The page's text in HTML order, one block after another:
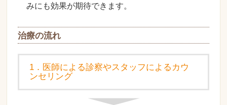
みにも効果が期待できます。
治療の流れ
1．医師による診察やスタッフによるカウ
ンセリング